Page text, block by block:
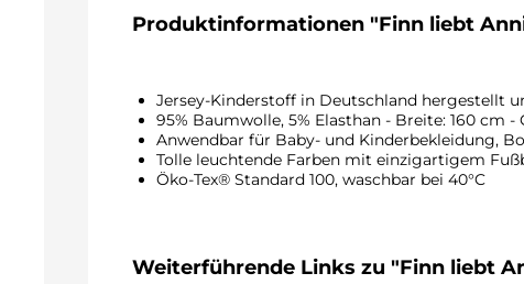
Produktinformationen "Finn liebt
Jersey-Kinderstoff in Deutschland hergestellt
95% Baumwolle, 5% Elasthan - Breite: 160 cm
Anwendbar für Baby- und Kinderbekleidung,
Tolle leuchtende Farben mit einzigartigem
Öko-Tex® Standard 100, waschbar bei
Weiterführende Links zu "Finn liebt